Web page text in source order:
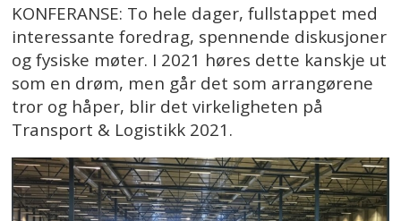
KONFERANSE: To hele dager, fullstappet med
interessante foredrag, spennende diskusjoner
og fysiske møter. I 2021 høres dette kanskje ut
som en drøm, men går det som arrangørene
tror og håper, blir det virkeligheten på
Transport & Logistikk 2021.